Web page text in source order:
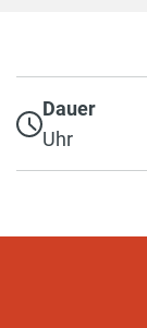
Dauer
Uhr